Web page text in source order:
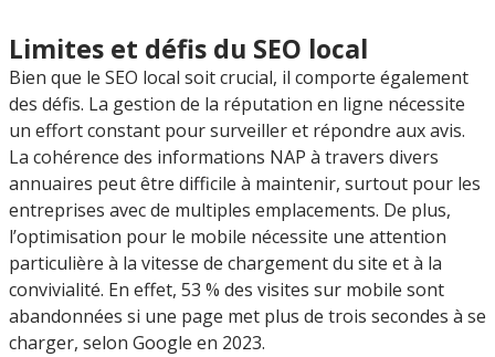
Limites et défis du SEO local
Bien que le SEO local soit crucial, il comporte également
des défis. La gestion de la réputation en ligne nécessite
un effort constant pour surveiller et répondre aux avis.
La cohérence des informations NAP à travers divers
annuaires peut être difficile à maintenir, surtout pour les
entreprises avec de multiples emplacements. De plus,
l’optimisation pour le mobile nécessite une attention
particulière à la vitesse de chargement du site et à la
convivialité. En effet, 53 % des visites sur mobile sont
abandonnées si une page met plus de trois secondes à se
charger, selon Google en 2023.